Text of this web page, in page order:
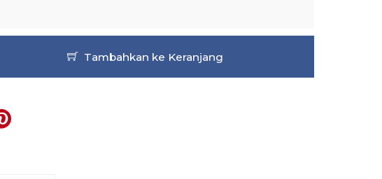
Tambahkan ke Keranjang